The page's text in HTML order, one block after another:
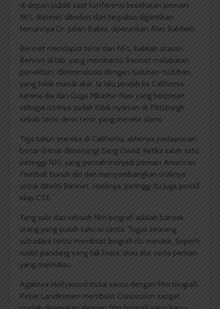
di depan publik saat konferensi kesehatan pemain
NFL. Bennet diboikot dan terpaksa digantikan
temannya Dr. Julian Bailes, diperankan Alec Baldwin.
Bennet mendapat teror dari NFL, bahkan atasan
Bennet di lab, yang membantu Bennet melakukan
penelitian, dikriminalisasi dengan tuduhan-tuduhan
yang tidak masuk akal. Ia lalu pindah ke California
karena dia dan Gugu Mbatha-Raw yang berperan
sebagai istrinya sudah tidak nyaman di Pittsburgh
sebab teror demi teror yang mereka alami.
Tiga tahun mereka di California, akhirnya perlawanan
benar-benar dimenangi Sang David. Ketika salah satu
petinggi NFL yang pernah menjadi pemain American
Football bunuh diri dan menyumbangkan otaknya
untuk diteliti Bennet. Hasilnya, petinggi itu juga positif
idap CTE.
Yang sulit dari sebuah film biografi adalah banyak
orang yang sudah tahu isi cerita. Tugas seorang
sutradara tentu membuat biografi itu menarik. Seperti
sudut pandang yang tak biasa, atau alur serta pemain
yang memukau.
Agaknya Hollywood mulai serius dengan film biografi.
Peter Landesmen membuat Concussion sangat